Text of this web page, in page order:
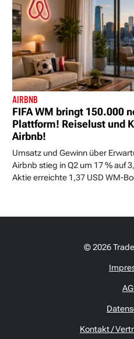
AIRBNB
FIFA WM bringt 150.000
Plattform! Reiselust und
Airbnb!
Umsatz und Gewinn über
Airbnb stieg in Q2 um 17 % auf
Aktie erreichte 1,37 USD WM-
© 2026
Kontakt /